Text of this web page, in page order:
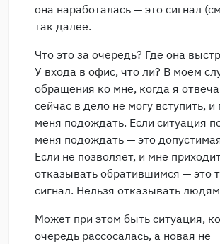
она наработалась — это сигнал
так далее.
Что это за очередь? Где она
У входа в офис, что ли? В моем
обращения ко мне, когда я
сейчас в дело не могу вступить, и
меня подождать. Если ситуация
меня подождать — это
Если не позволяет, и мне
отказывать обратившимся — это
сигнал. Нельзя отказывать
Может при этом быть ситуация,
очередь рассосалась, а новая не